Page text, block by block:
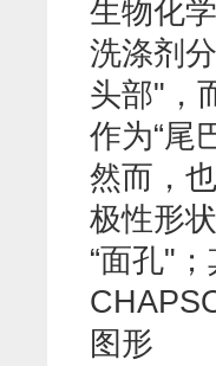
生物化
洗涤剂
头部"，
作为“尾
然而，
极性形
“面孔"
图形